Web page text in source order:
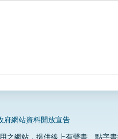
府網站資料開放宣告
之網站，提供線上有聲書、點字